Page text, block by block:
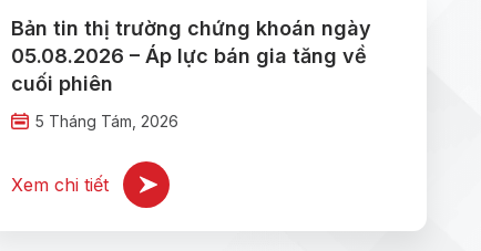
Bản tin thị trường chứng khoán ngày
05.08.2026 – Áp lực bán gia tăng về
cuối phiên
5 Tháng Tám, 2026
Xem chi tiết